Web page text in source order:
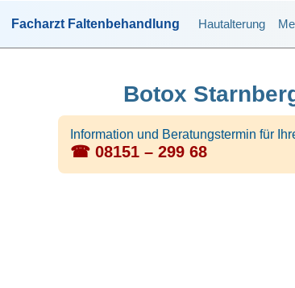
Facharzt Faltenbehandlung Hautalterung
Botox
Information und Beratungstermin für
☎ 08151 – 299 68